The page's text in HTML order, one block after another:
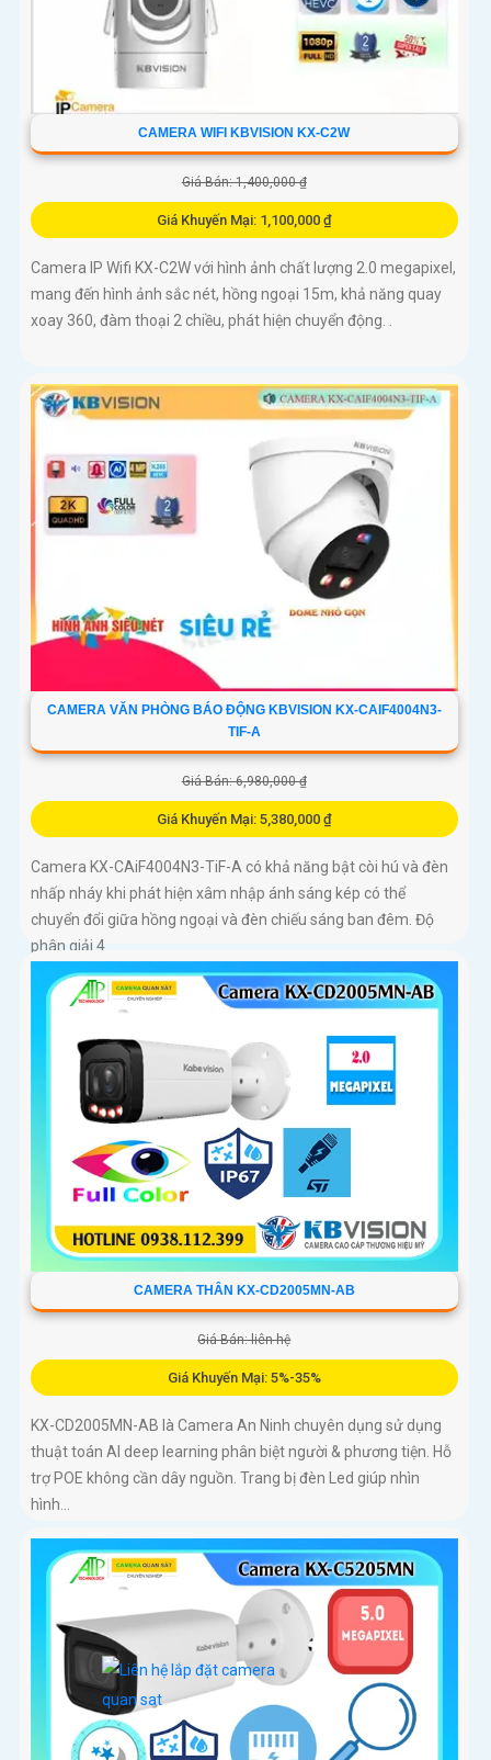
CAMERA WIFI KBVISION KX-C2W
Giá Bán: 1,400,000 ₫
Giá Khuyến Mại: 1,100,000 ₫
Camera IP Wifi KX-C2W với hình ảnh chất lượng 2.0 megapixel,
mang đến hình ảnh sắc nét, hồng ngoại 15m, khả năng quay
xoay 360, đàm thoại 2 chiều, phát hiện chuyển động. .
CAMERA VĂN PHÒNG BÁO ĐỘNG KBVISION KX-CAIF4004N3-
TIF-A
Giá Bán: 6,980,000 ₫
Giá Khuyến Mại: 5,380,000 ₫
Camera KX-CAiF4004N3-TiF-A có khả năng bật còi hú và đèn
nhấp nháy khi phát hiện xâm nhập ánh sáng kép có thể
chuyển đổi giữa hồng ngoại và đèn chiếu sáng ban đêm. Độ
phân giải 4
CAMERA THÂN KX-CD2005MN-AB
Giá Bán: liên hệ
Giá Khuyến Mại: 5%-35%
KX-CD2005MN-AB là Camera An Ninh chuyên dụng sử dụng
thuật toán AI deep learning phân biệt người & phương tiện. Hỗ
trợ POE không cần dây nguồn. Trang bị đèn Led giúp nhìn
hình...